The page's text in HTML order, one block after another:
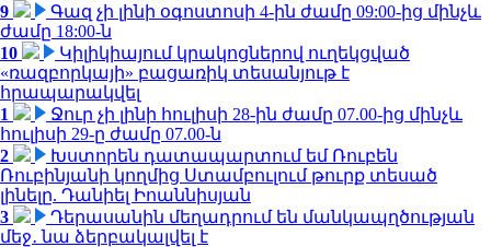
9
Գազ չի լինի օգոստոսի 4-ին ժամը 09:00-ից մինչև
ժամը 18:00-ն
10
Կիլիկիայում կրակոցներով ուղեկցված
«ռազբորկայի» բացառիկ տեսանյութ է
հրապարակվել
1
Ջուր չի լինի հուլիսի 28-ին ժամը 07.00-ից մինչև
հուլիսի 29-ը ժամը 07.00-ն
2
Խստորեն դատապարտում եմ Ռուբեն
Ռուբինյանի կողմից Ստամբուլում թուրք տեսած
լինելը. Դանիել Իոաննիսյան
3
Դերասանին մեղադրում են մանկապղծության
մեջ․ նա ձերբակալվել է